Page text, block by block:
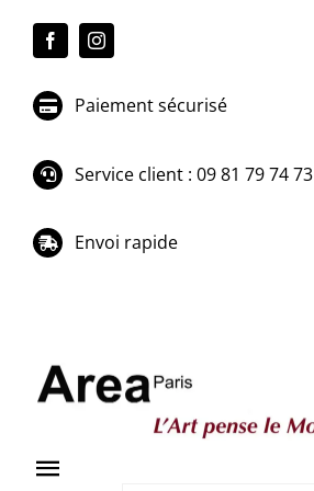
Paiement sécurisé
Service client : 09 81 79 74 73
Envoi rapide